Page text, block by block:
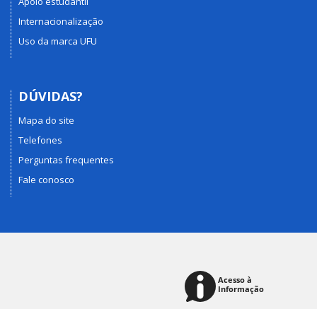
Internacionalização
Uso da marca UFU
DÚVIDAS?
Mapa do site
Telefones
Perguntas frequentes
Fale conosco